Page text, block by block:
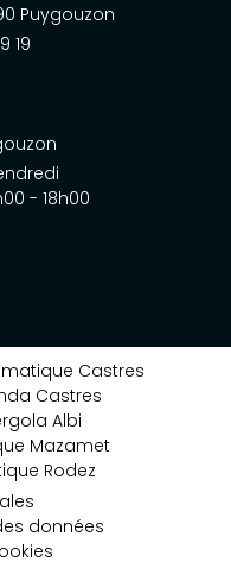
Puygouzon
19
- 18h00
Castres
Castres
Albi
Mazamet
Rodez
données